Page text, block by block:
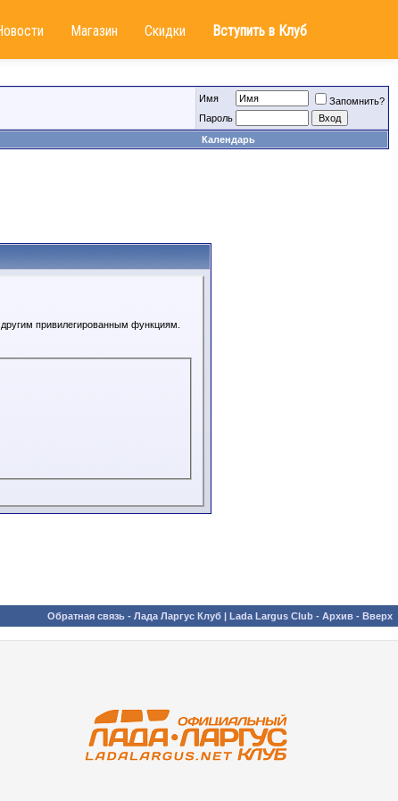
Магазин Скидки Вступить в Клуб
Имя
Запомнить?
Пароль
Календарь
привилегированным функциям.
Обратная связь - Лада Ларгус Клуб | Lada Largus Club - Архив - Вверх